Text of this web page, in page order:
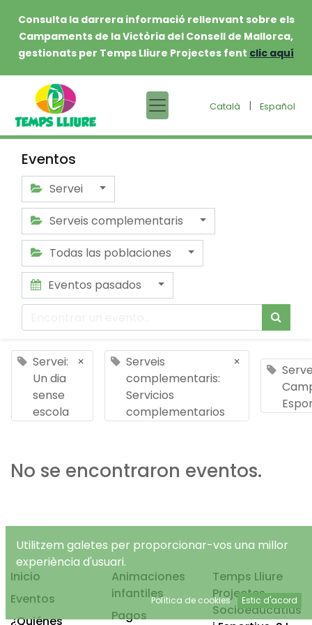
Consulta la darrera informació rellenvant sobre els
Campaments de la Victòria del Consell de Mallorca,
gestionats per Temps Lliure Projectes fent clic aquí
Català | Español
Eventos
Servei
Serveis complementaris
Todas las poblaciones
Eventos pasados
Servei:
Un dia
sense
escola
×
Serveis
complementaris:
Servicios
complementarios
×
No se encontraron eventos.
Inicio
Eventos
¿Quiénes
Animaciones
infantiles
Pagos
Temps Lliure
Projectes
Socioeducatius
Utilitzem galetes per proporcionar-vos una millor
experiència d'usuari.
Política de cookies Estic d'acord